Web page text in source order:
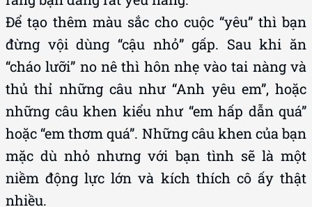
Để tạo thêm màu sắc cho cuộc “yêu” thì bạn
đừng vội dùng “cậu nhỏ” gấp. Sau khi ăn
“cháo lưỡi” no nê thì hôn nhẹ vào tai nàng và
thủ thỉ những câu như “Anh yêu em”, hoặc
những câu khen kiểu như “em hấp dẫn quá”
hoặc “em thơm quá”. Những câu khen của bạn
mặc dù nhỏ nhưng với bạn tình sẽ là một
niềm động lực lớn và kích thích cô ấy thật
nhiều.